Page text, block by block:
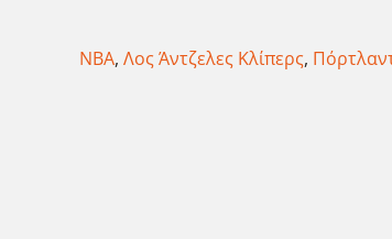
NBA, Λος Άντζελες Κλίπερς,